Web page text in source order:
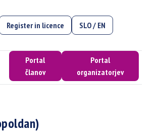
Register in licence SLO / EN
Portal
članov
Portal
organizatorjev